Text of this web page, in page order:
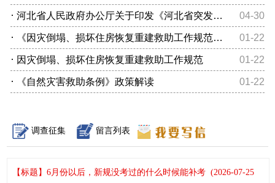
· 河北省人民政府办公厅关于印发《河北省突发事件应急预案管理实施... 04-30
· 《因灾倒塌、损坏住房恢复重建救助工作规范》解读 01-22
· 因灾倒塌、损坏住房恢复重建救助工作规范 01-22
· 《自然灾害救助条例》政策解读 01-22
调查征集 留言列表